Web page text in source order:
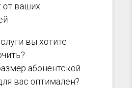
от ваших
вы хотите
абонентской
вас оптимален?